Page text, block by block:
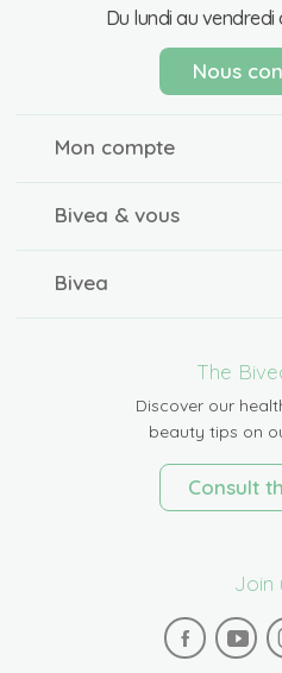
Du lundi au vendredi
Nous
Mon compte
Bivea & vous
Bivea
The
Discover our
beauty tips on
Consult
Join